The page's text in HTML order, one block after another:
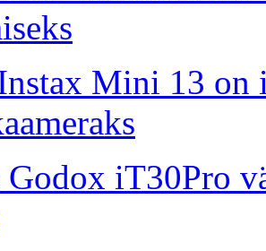
Mini 13 on
Godox iT30Pro